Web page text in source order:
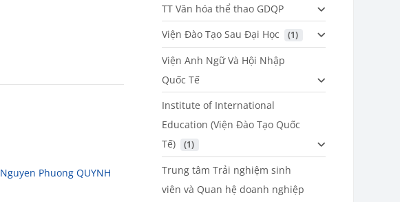
Nguyen Phuong QUYNH
TT Văn hóa thể thao GDQP
Viện Đào Tạo Sau Đại Học
(1)
Viện Anh Ngữ Và Hội Nhập
Quốc Tế
Institute of International
Education (Viện Đào Tạo Quốc
Tế)
(1)
Trung tâm Trải nghiệm sinh
viên và Quan hệ doanh nghiệp